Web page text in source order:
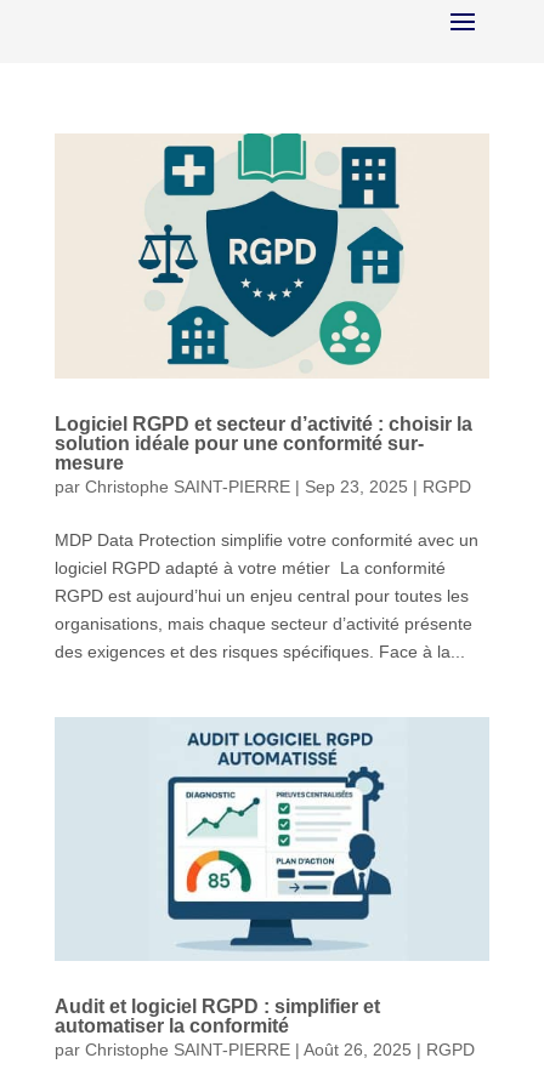
Logiciel RGPD et secteur d’activité : choisir la
solution idéale pour une conformité sur-
mesure
par Christophe SAINT-PIERRE| Sep 23, 2025 | RGPD
MDP Data Protection simplifie votre conformité avec un
logiciel RGPD adapté à votre métier La conformité
RGPD est aujourd’hui un enjeu central pour toutes les
organisations, mais chaque secteur d’activité présente
des exigences et des risques spécifiques. Face à la...
Audit et logiciel RGPD : simplifier et
automatiser la conformité
par Christophe SAINT-PIERRE| Août 26, 2025 | RGPD